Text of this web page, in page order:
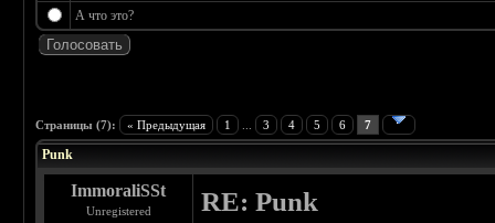
А что это?
Страницы (7): « Предыдущая 1 3 4 5 6 7
Punk
ImmoraliSSt
Unregistered RE: Punk